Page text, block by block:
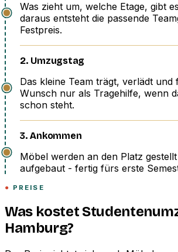
Was zieht um, welche Etage, gibt
daraus entsteht die passende
Festpreis.
2. Umzugstag
Das kleine Team trägt, verlädt
Wunsch nur als Tragehilfe, wenn
schon steht.
3. Ankommen
Möbel werden an den Platz
aufgebaut - fertig fürs erste
PREISE
Was kostet
Hamburg?